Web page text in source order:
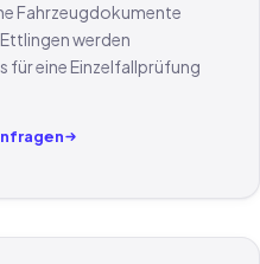
Fahrzeugdokumente
werden
für eine Einzelfallprüfung